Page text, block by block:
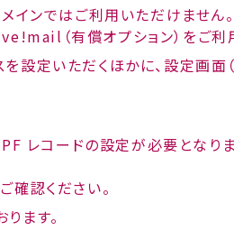
インではご利用いただけません。
（有償オプション）をご利用
設定いただくほかに、設定画面
レコードの設定が必要となりま
確認ください。
ます。